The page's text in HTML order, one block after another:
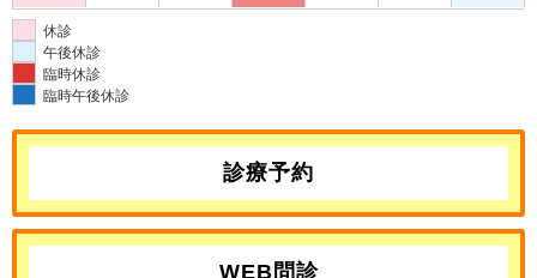
休診
午後休診
臨時休診
臨時午後休診
診療予約
WEB問診